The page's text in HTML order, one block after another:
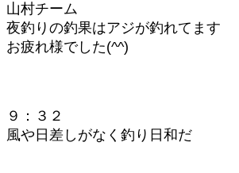
山村チーム
夜釣りの釣果はアジが釣れてます
お疲れ様でした(^^)
９：３２
風や日差しがなく釣り日和だ